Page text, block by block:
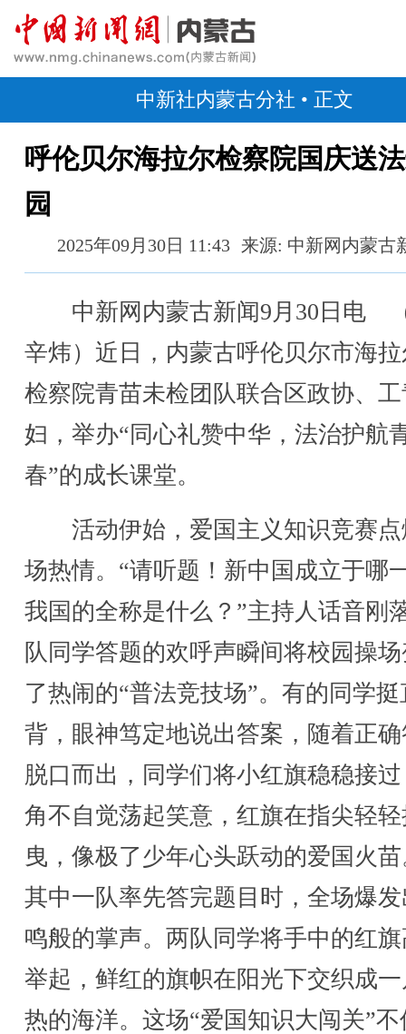
中新社内蒙古分社 • 正文
呼伦贝尔海拉尔检察院国庆送
园
2025年09月30日 11:43 来源: 中新网内蒙古
中新网内蒙古新闻9月30日电
辛炜）近日，内蒙古呼伦贝尔市海
检察院青苗未检团队联合区政协、
妇，举办“同心礼赞中华，法治护航
春”的成长课堂。
活动伊始，爱国主义知识竞赛点
场热情。“请听题！新中国成立于哪
我国的全称是什么？”主持人话音刚
队同学答题的欢呼声瞬间将校园操
了热闹的“普法竞技场”。有的同学挺
背，眼神笃定地说出答案，随着正
脱口而出，同学们将小红旗稳稳接
角不自觉荡起笑意，红旗在指尖轻
曳，像极了少年心头跃动的爱国火
其中一队率先答完题目时，全场爆
鸣般的掌声。两队同学将手中的红
举起，鲜红的旗帜在阳光下交织成
热的海洋。这场“爱国知识大闯关”不